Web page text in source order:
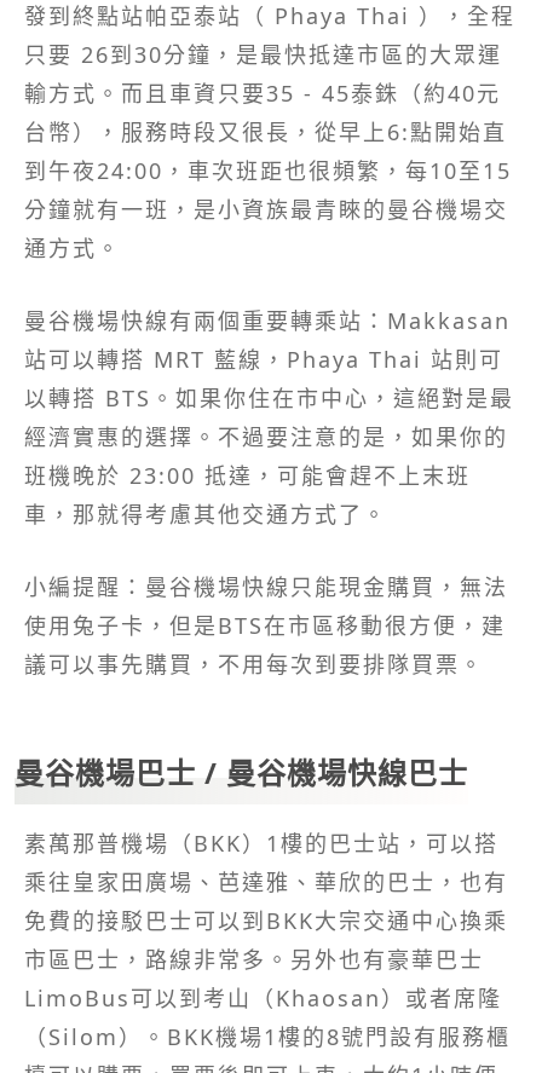
發到終點站帕亞泰站（ Phaya Thai ），全程
只要 26到30分鐘，是最快抵達市區的大眾運
輸方式。而且車資只要35 - 45泰銖（約40元
台幣），服務時段又很長，從早上6:點開始直
到午夜24:00，車次班距也很頻繁，每10至15
分鐘就有一班，是小資族最青睞的曼谷機場交
通方式。
曼谷機場快線有兩個重要轉乘站：Makkasan
站可以轉搭 MRT 藍線，Phaya Thai 站則可
以轉搭 BTS。如果你住在市中心，這絕對是最
經濟實惠的選擇。不過要注意的是，如果你的
班機晚於 23:00 抵達，可能會趕不上末班
車，那就得考慮其他交通方式了。
小編提醒：曼谷機場快線只能現金購買，無法
使用兔子卡，但是BTS在市區移動很方便，建
議可以事先購買，不用每次到要排隊買票。
曼谷機場巴士 / 曼谷機場快線巴士
素萬那普機場（BKK）1樓的巴士站，可以搭
乘往皇家田廣場、芭達雅、華欣的巴士，也有
免費的接駁巴士可以到BKK大宗交通中心換乘
市區巴士，路線非常多。另外也有豪華巴士
LimoBus可以到考山（Khaosan）或者席隆
（Silom）。BKK機場1樓的8號門設有服務櫃